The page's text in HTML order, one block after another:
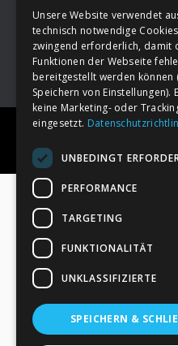
Footer →Deine
Unsere Website verwendet
technisch notwendige
zwingend erforderlich, damit
Funktionen der Webseite
bereitgestellt werden können
Speichern von Einstellungen).
keine Marketing- oder
eingesetzt.
UNBEDINGT
PERFORMANCE
TARGETING
FUNKTIONALITÄT
UNKLASSIFIZIERTE
SPEICHERN &